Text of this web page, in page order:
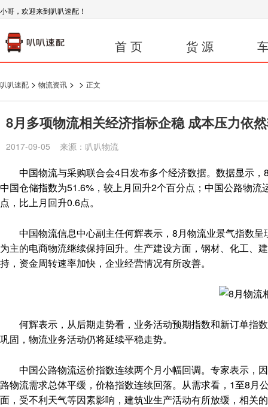
小哥，欢迎来到叭叭速配！
首 页 货 源
叭叭速配 > 物流资讯 > > 正文
8月多项物流相关经济指标企稳 成本压力依
2017-09-05 来源：叭叭物流
中国物流与采购联合会4日发布多个经济数据。数据显示，
中国仓储指数为51.6%，较上月回升2个百分点；中国公路物
点，比上月回升0.6点。
中国物流信息中心副主任何辉表示，8月物流业景气指数呈
为主的电商物流继续保持回升。生产建设方面，钢材、化工、
持，资金周转速率加快，企业经营情况有所改善。
何辉表示，从后期走势看，业务活动预期指数和新订单指
巩固，物流业务活动仍将延续平稳走势。
中国公路物流运价指数连续两个月小幅回调。专家表示，
路物流需求总体平缓，价格指数连续回落。从需求看，1至8
面，受不利天气等因素影响，建筑业生产活动有所放缓，相关